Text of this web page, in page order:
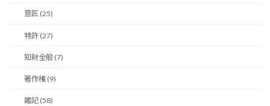
意匠 (25)
特許 (27)
知財全般 (7)
著作権 (9)
雑記 (58)